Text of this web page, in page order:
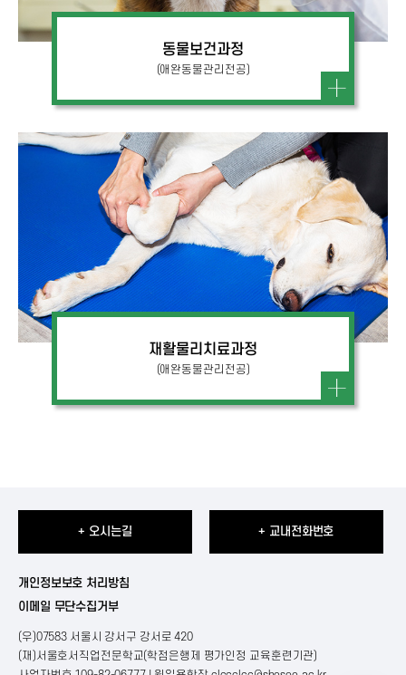
동물보건과정
(애완동물관리전공)
재활물리치료과정
(애완동물관리전공)
+ 오시는길 + 교내전화번호
개인정보보호 처리방침
이메일 무단수집거부
(우)07583 서울시 강서구 강서로 420
(재)서울호서직업전문학교(학점은행제 평가인정 교육훈련기관)